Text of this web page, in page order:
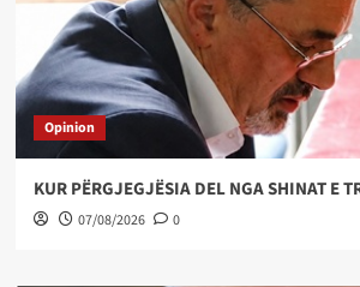
Opinion
KUR PËRGJEGJËSIA DEL NGA SHINAT E
07/08/2026 0